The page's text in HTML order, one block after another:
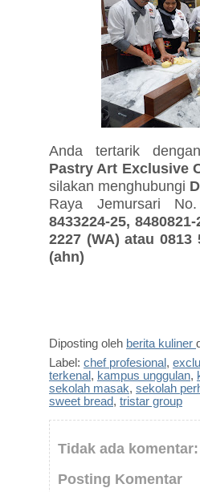
Anda tertarik
Pastry Art Exclusive
silakan menghubungi
Raya Jemursari
8433224-25,
2227 (WA) atau
(ahn)
Diposting oleh berita kuliner
Label: chef profesional,
terkenal, kampus unggulan,
sekolah masak, sekolah
sweet bread, tristar group
Tidak ada komentar:
Posting Komentar